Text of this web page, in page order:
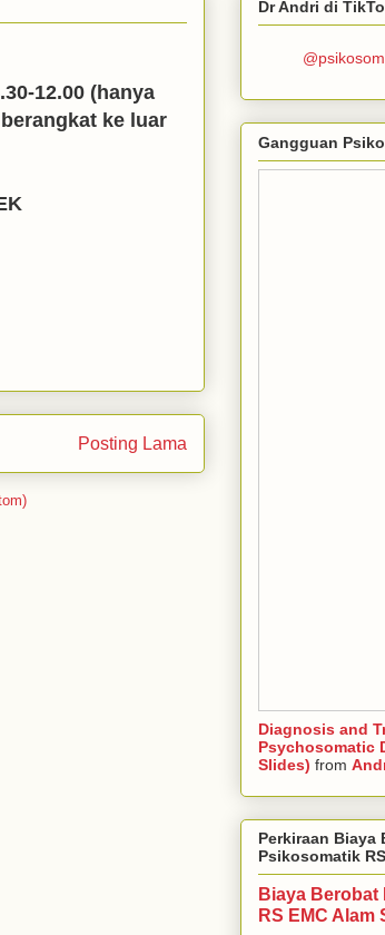
12.00 (hanya
ke luar
Posting Lama
Dr Andri di
Gangguan
Diagnosis and
Psychosomatic
Slides) from
Perkiraan Biaya
Psikosomatik
Biaya
RS EMC Alam